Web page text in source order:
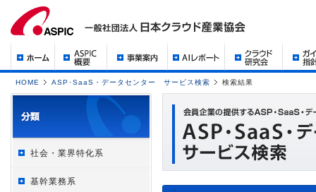
HOME ASP･SaaS・データセンター サービス検索 検索結果
社会・業界特化系
基幹業務系